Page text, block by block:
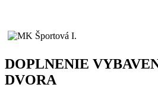
DOPLNENIE
DVORA